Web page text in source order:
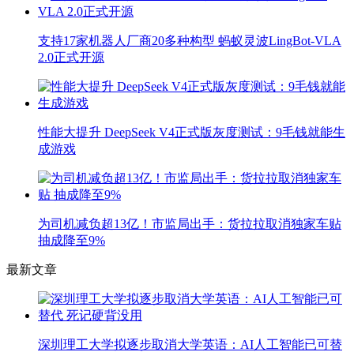
支持17家机器人厂商20多种构型 蚂蚁灵波LingBot-VLA
2.0正式开源
性能大提升 DeepSeek V4正式版灰度测试：9毛钱就能生
成游戏
为司机减负超13亿！市监局出手：货拉拉取消独家车贴
抽成降至9%
最新文章
深圳理工大学拟逐步取消大学英语：AI人工智能已可替